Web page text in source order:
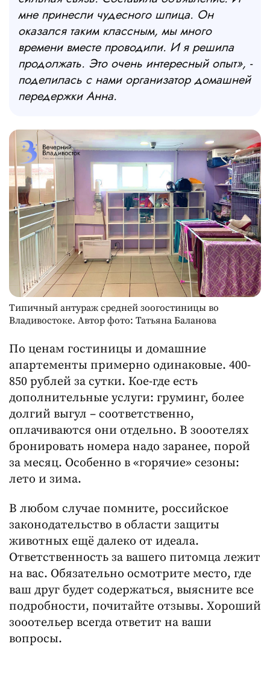
мне принесли чудесного шпица. Он
оказался таким классным, мы много
времени вместе проводили. И я решила
продолжать. Это очень интересный опыт», -
поделилась с нами организатор домашней
передержки Анна.
Типичный антураж средней зоогостиницы во
Владивостоке. Автор фото: Татьяна Баланова
По ценам гостиницы и домашние
апартементы примерно одинаковые. 400-
850 рублей за сутки. Кое-где есть
дополнительные услуги: груминг, более
долгий выгул – соответственно,
оплачиваются они отдельно. В зооотелях
бронировать номера надо заранее, порой
за месяц. Особенно в «горячие» сезоны:
лето и зима.
В любом случае помните, российское
законодательство в области защиты
животных ещё далеко от идеала.
Ответственность за вашего питомца лежит
на вас. Обязательно осмотрите место, где
ваш друг будет содержаться, выясните все
подробности, почитайте отзывы. Хороший
зооотельер всегда ответит на ваши
вопросы.